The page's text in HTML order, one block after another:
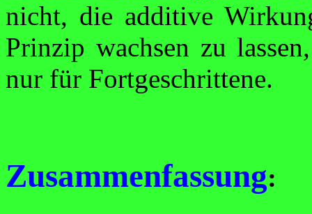
nicht, die additive
Prinzip wachsen zu
nur für Fortgeschrittene.
Zusammenfassung: